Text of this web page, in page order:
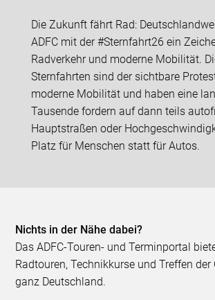
Die Zukunft fährt Rad:
ADFC mit der #Sternfahrt26 ein
Radverkehr und moderne Mobilität.
Sternfahrten sind der sichtbare
moderne Mobilität und haben eine
Tausende fordern auf dann teils
Hauptstraßen oder
Platz für Menschen statt für Autos.
Nichts in der Nähe dabei?
Das ADFC-Touren- und Terminportal
Radtouren, Technikkurse und Treffen
ganz Deutschland.